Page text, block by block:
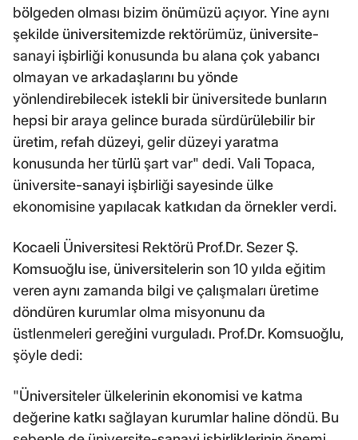
bölgeden olması bizim önümüzü açıyor. Yine aynı
şekilde üniversitemizde rektörümüz, üniversite-
sanayi işbirliği konusunda bu alana çok yabancı
olmayan ve arkadaşlarını bu yönde
yönlendirebilecek istekli bir üniversitede bunların
hepsi bir araya gelince burada sürdürülebilir bir
üretim, refah düzeyi, gelir düzeyi yaratma
konusunda her türlü şart var" dedi. Vali Topaca,
üniversite-sanayi işbirliği sayesinde ülke
ekonomisine yapılacak katkıdan da örnekler verdi.
Kocaeli Üniversitesi Rektörü Prof.Dr. Sezer Ş.
Komsuoğlu ise, üniversitelerin son 10 yılda eğitim
veren aynı zamanda bilgi ve çalışmaları üretime
döndüren kurumlar olma misyonunu da
üstlenmeleri gereğini vurguladı. Prof.Dr. Komsuoğlu,
şöyle dedi:
"Üniversiteler ülkelerinin ekonomisi ve katma
değerine katkı sağlayan kurumlar haline döndü. Bu